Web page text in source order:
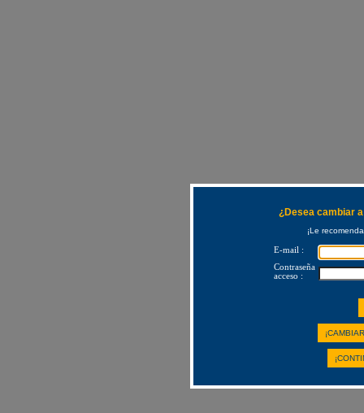
¿Desea cambiar
¡Le
E-mail :
Contraseña
acceso :